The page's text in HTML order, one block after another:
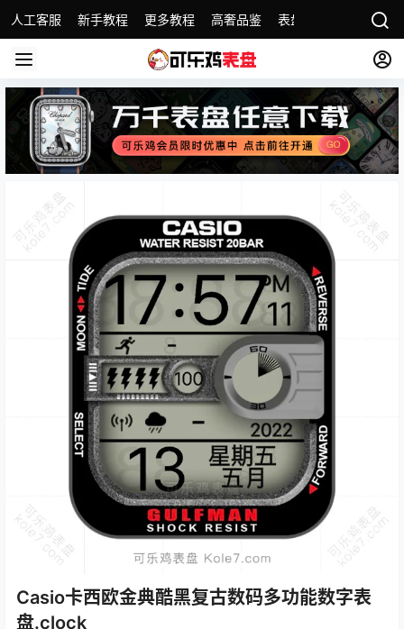
人工客服 新手教程 更多教程 高奢品鉴 表盘精选 名表故事
Casio卡西欧金典酷黑复古数码多功能数字表
盘.clock